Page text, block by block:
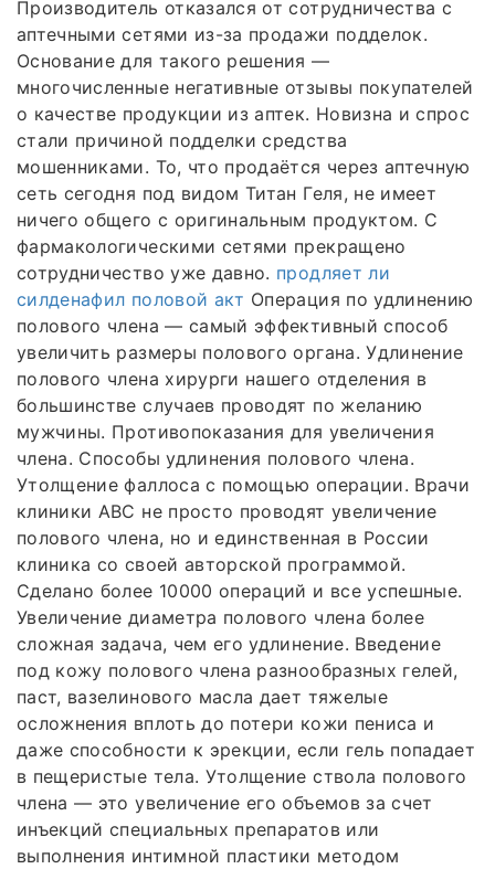
Производитель отказался от сотрудничества с
аптечными сетями из-за продажи подделок.
Основание для такого решения —
многочисленные негативные отзывы покупателей
о качестве продукции из аптек. Новизна и спрос
стали причиной подделки средства
мошенниками. То, что продаётся через аптечную
сеть сегодня под видом Титан Геля, не имеет
ничего общего с оригинальным продуктом. С
фармакологическими сетями прекращено
сотрудничество уже давно. продляет ли
силденафил половой акт Операция по удлинению
полового члена — самый эффективный способ
увеличить размеры полового органа. Удлинение
полового члена хирурги нашего отделения в
большинстве случаев проводят по желанию
мужчины. Противопоказания для увеличения
члена. Способы удлинения полового члена.
Утолщение фаллоса с помощью операции. Врачи
клиники АВС не просто проводят увеличение
полового члена, но и единственная в России
клиника со своей авторской программой.
Сделано более 10000 операций и все успешные.
Увеличение диаметра полового члена более
сложная задача, чем его удлинение. Введение
под кожу полового члена разнообразных гелей,
паст, вазелинового масла дает тяжелые
осложнения вплоть до потери кожи пениса и
даже способности к эрекции, если гель попадает
в пещеристые тела. Утолщение ствола полового
члена — это увеличение его объемов за счет
инъекций специальных препаратов или
выполнения интимной пластики методом